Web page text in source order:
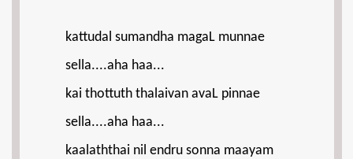
kattudal sumandha magaL munnae
sella....aha haa...
kai thottuth thalaivan avaL pinnae
sella....aha haa...
kaalaththai nil endru sonna maayam